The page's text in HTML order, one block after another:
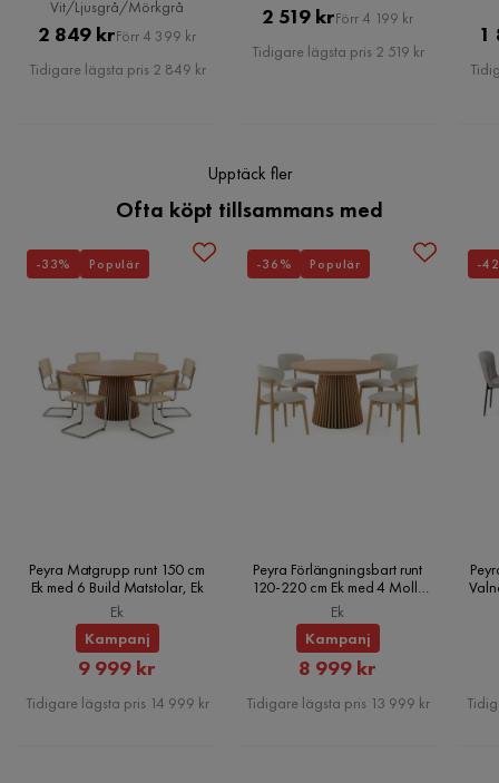
Vit/Ljusgrå/Mörkgrå
Pris
2 849 krOriginal
Pris
Förr 4 399 kr
Tidigare lägsta pris 2 849 kr
Pris
2 519 krOriginal
Pris
Förr 4 199 kr
Tidigare lägsta pris 2 519 kr
1
Upptäck fler
Ofta köpt tillsammans med
Peyra Matgrupp runt 150 cm
Ek med 6 Build Matstolar, Ek
Ek
Kampanj
Rabatterat
Pris
9 999 kr
Tidigare lägsta pris 14 999 kr
-33% Populär
Peyra Förlängningsbart runt
120-220 cm Ek med 4 Molly
Matstolar, Ek
Ek
Kampanj
Rabatterat
Pris
8 999 kr
Tidigare lägsta pris 13 999 kr
-36% Populär -